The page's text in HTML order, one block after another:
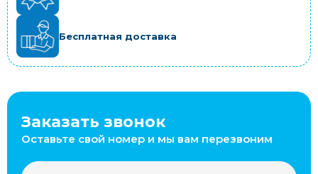
Бесплатная доставка
Заказать звонок
Оставьте свой номер и мы вам перезвоним